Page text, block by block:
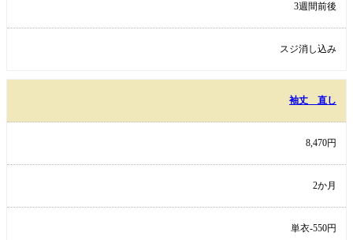
3週間前後
スジ消し込み
袖丈 直し
8,470円
2か月
単衣-550円